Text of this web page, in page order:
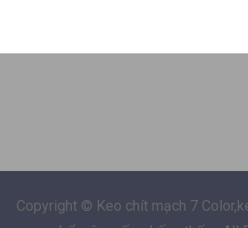
Copyright © Keo chít mạch 7